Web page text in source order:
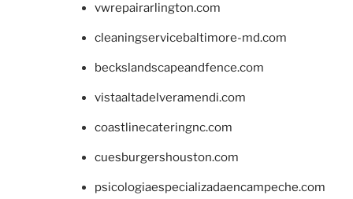
vwrepairarlington.com
cleaningservicebaltimore-md.com
beckslandscapeandfence.com
vistaaltadelveramendi.com
coastlinecateringnc.com
cuesburgershouston.com
psicologiaespecializadaencampeche.com